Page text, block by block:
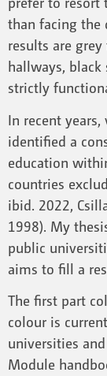
than facing the
results are
hallways, black
strictly
In recent years,
identified a
education
countries
ibid. 2022,
1998). My
public
aims to fill a
The first part
colour is
universities
Module